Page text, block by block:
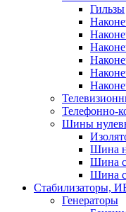
Гильзы
Телефонно-
Шины
Шина
Шина
Шина
Стабилизаторы,
Генераторы